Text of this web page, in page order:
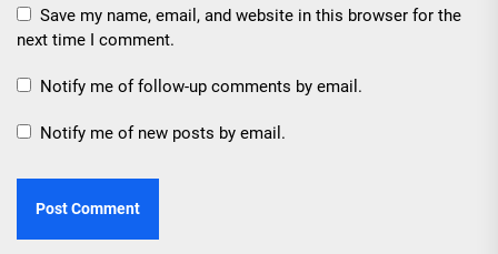
Save my name, email, and website in this browser for the
next time I comment.
Notify me of follow-up comments by email.
Notify me of new posts by email.